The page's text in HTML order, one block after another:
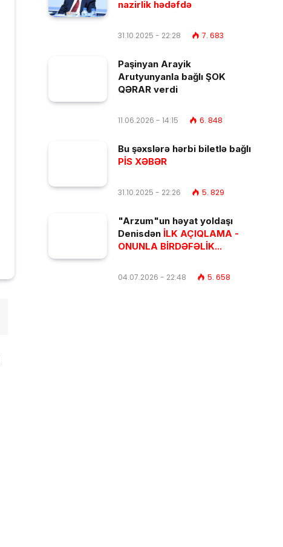
nazirlik hədəfdə
31.10.2025 - 22:28 7. 683
Paşinyan Arayik
Arutyunyanla bağlı ŞOK
QƏRAR verdi
11.06.2026 - 14:15 6. 848
Bu şəxslərə hərbi biletlə bağlı
PİS XƏBƏR
31.10.2025 - 22:26 5. 829
"Arzum"un həyat yoldaşı
Denisdən İLK AÇIQLAMA -
ONUNLA BİRDƏFƏLİK...
04.07.2026 - 22:48 5. 658